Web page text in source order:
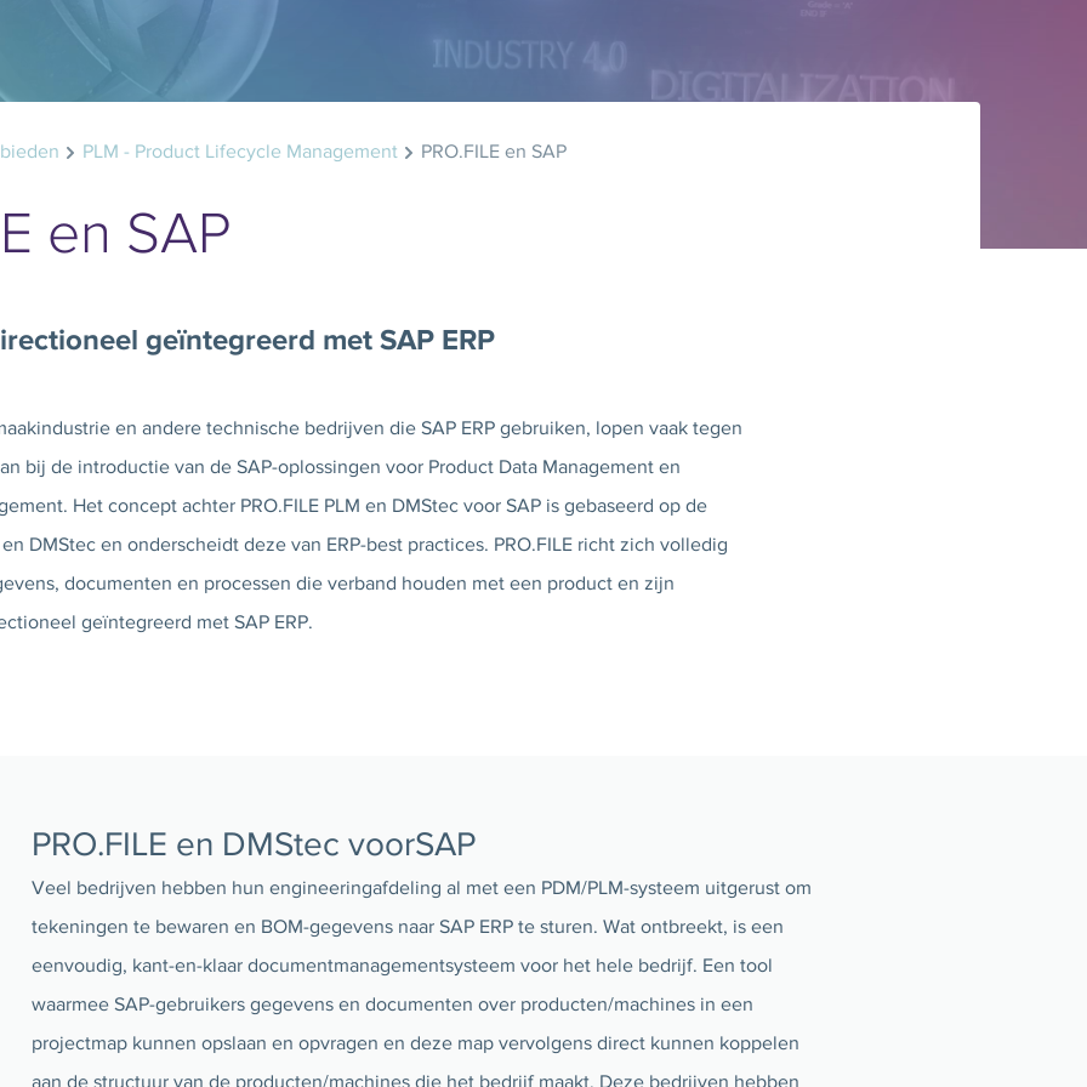
PLM - Product Lifecycle Management PRO.FILE en SAP
en SAP
geïntegreerd met SAP ERP
en andere technische bedrijven die SAP ERP gebruiken, lopen vaak tegen
bij de introductie van de SAP-oplossingen voor Product Data Management en
Het concept achter PRO.FILE PLM en DMStec voor SAP is gebaseerd op de
DMStec en onderscheidt deze van ERP-best practices. PRO.FILE richt zich volledig
documenten en processen die verband houden met een product en zijn
geïntegreerd met SAP ERP.
PRO.FILE en DMStec voorSAP
Veel bedrijven hebben hun engineeringafdeling al met een PDM/PLM-systeem uitgerust om
tekeningen te bewaren en BOM-gegevens naar SAP ERP te sturen. Wat ontbreekt, is een
eenvoudig, kant-en-klaar documentmanagementsysteem voor het hele bedrijf. Een tool
waarmee SAP-gebruikers gegevens en documenten over producten/machines in een
projectmap kunnen opslaan en opvragen en deze map vervolgens direct kunnen koppelen
aan de structuur van de producten/machines die het bedrijf maakt. Deze bedrijven hebben